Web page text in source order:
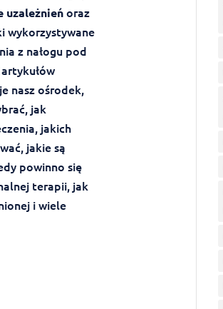
uzależnieńoraz
wykorzystywane
z nałogu pod
nasz ośrodek,
jak
jakich
jakie są
powinno się
terapii, jak
i wiele